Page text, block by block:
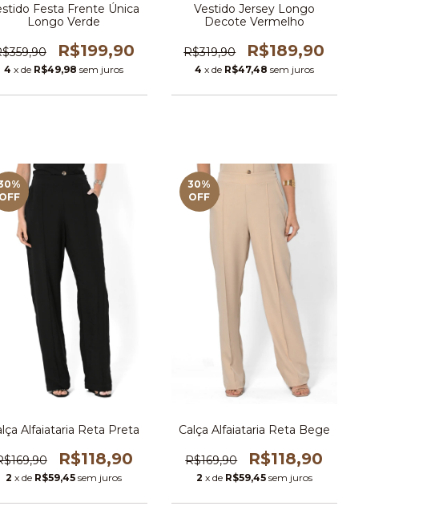
Festa Frente Única
Longo Verde
R$199,90
4 x de R$49,98 sem juros
Vestido Jersey Longo
Decote Vermelho
R$319,90 R$189,90
4 x de R$47,48 sem juros
%
OFF
Alfaiataria Reta Preta
R$118,90
2 x de R$59,45 sem juros
30%
OFF
Calça Alfaiataria Reta Bege
R$169,90 R$118,90
2 x de R$59,45 sem juros